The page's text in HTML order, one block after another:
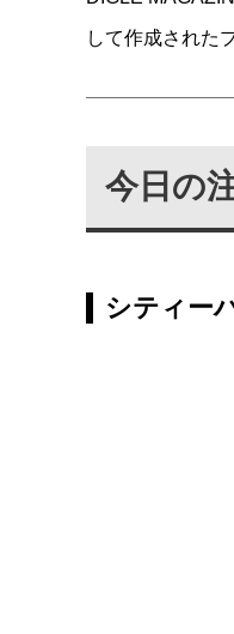
して作成された
今日の
シティー